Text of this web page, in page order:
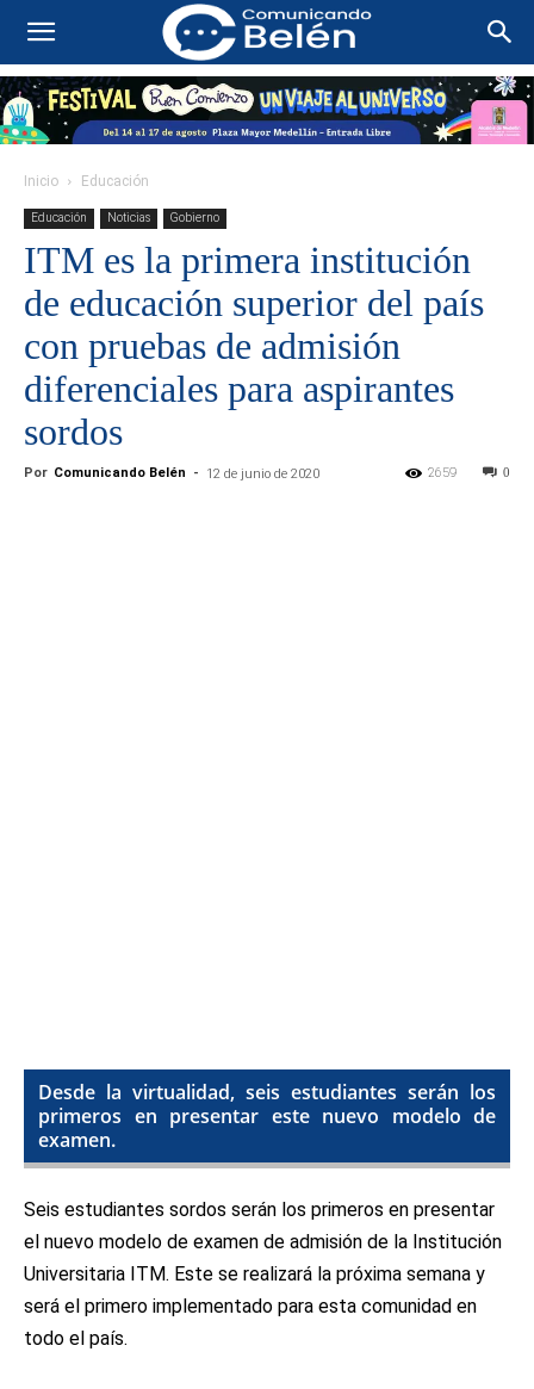
Inicio Educación
Educación Noticias Gobierno
ITM es la primera institución
de educación superior del país
con pruebas de admisión
diferenciales para aspirantes
sordos
Por Comunicando Belén - 12 de junio de 2020 0
2659
Desde la virtualidad, seis estudiantes serán los
primeros en presentar este nuevo modelo de
examen.
Seis estudiantes sordos serán los primeros en presentar
el nuevo modelo de examen de admisión de la Institución
Universitaria ITM. Este se realizará la próxima semana y
será el primero implementado para esta comunidad en
todo el país.